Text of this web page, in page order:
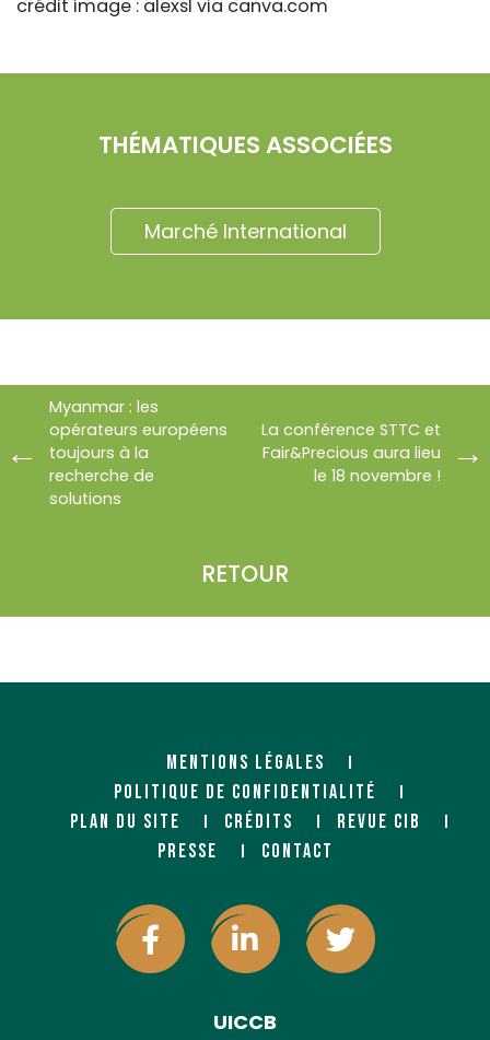
crédit image : alexsl via canva.com
THÉMATIQUES ASSOCIÉES
Marché International
Myanmar : les
opérateurs européens
toujours à la
recherche de
solutions
RETOUR
La conférence STTC et
Fair&Precious aura lieu
le 18 novembre !
MENTIONS LÉGALES
POLITIQUE DE CONFIDENTIALITÉ
PLAN DU SITE
CRÉDITS
REVUE CIB
PRESSE
CONTACT
UICCB